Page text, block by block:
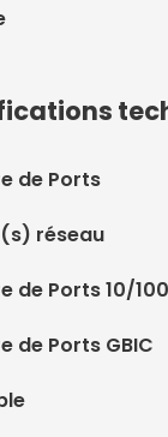
de Ports
réseau
de Ports 10/
de Ports GBIC